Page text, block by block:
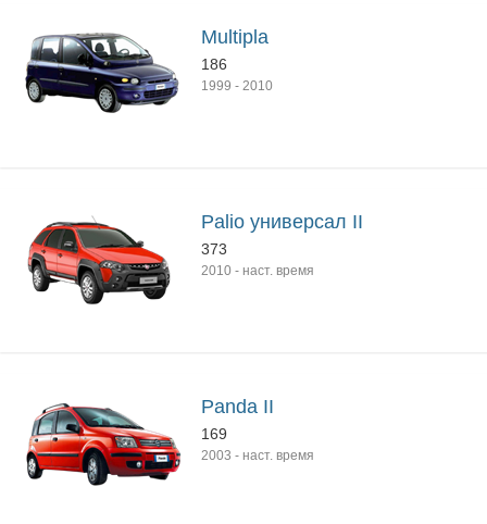
Multipla
186
1999 - 2010
Palio универсал II
373
2010 - наст. время
Panda II
169
2003 - наст. время